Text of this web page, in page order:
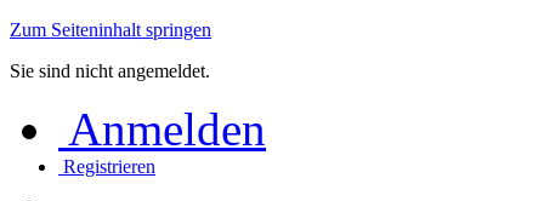
Zum Seiteninhalt springen
Sie sind nicht angemeldet.
Anmelden
Registrieren